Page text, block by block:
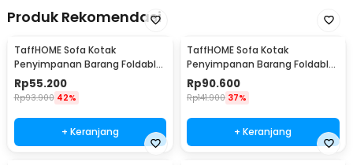
Produk Rekomendasi
TaffHOME Sofa Kotak
Penyimpanan Barang Foldable
Storage Box 30x30x30cm - L170
Rp55.200
Rp93.900 42%
+ Keranjang
TaffHOME Sofa Kotak
Penyimpanan Barang Foldable
Storage Box 48x30x30cm - L170
Rp90.600
Rp141.900 37%
+ Keranjang